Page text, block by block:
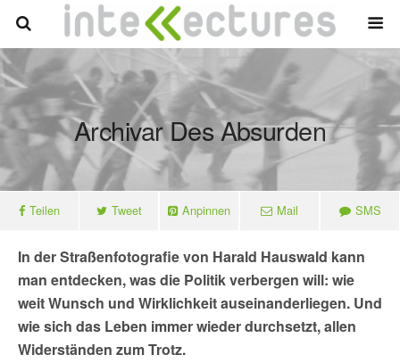
Archivar Des Absurden
Teilen Tweet Anpinnen Mail SMS
In der Straßenfotografie von Harald Hauswald kann
man entdecken, was die Politik verbergen will: wie
weit Wunsch und Wirklichkeit auseinanderliegen. Und
wie sich das Leben immer wieder durchsetzt, allen
Widerständen zum Trotz.